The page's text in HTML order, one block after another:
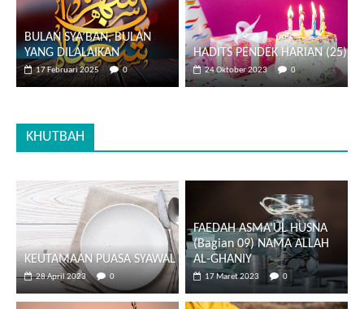
BULAN SYA’BAN, BULAN
YANG DILALAIKAN
17 Februari 2025 0
HADITS PENDEK HARIAN (25)
24 Oktober 2023 0
KHUTBAH
KEUTAMAAN PUASA SYAWAL
28 April 2023 0
FAEDAH ASMA’UL HUSNA
(Bagian 09) NAMA ALLAH
AL-GHANIY
17 Maret 2023 0